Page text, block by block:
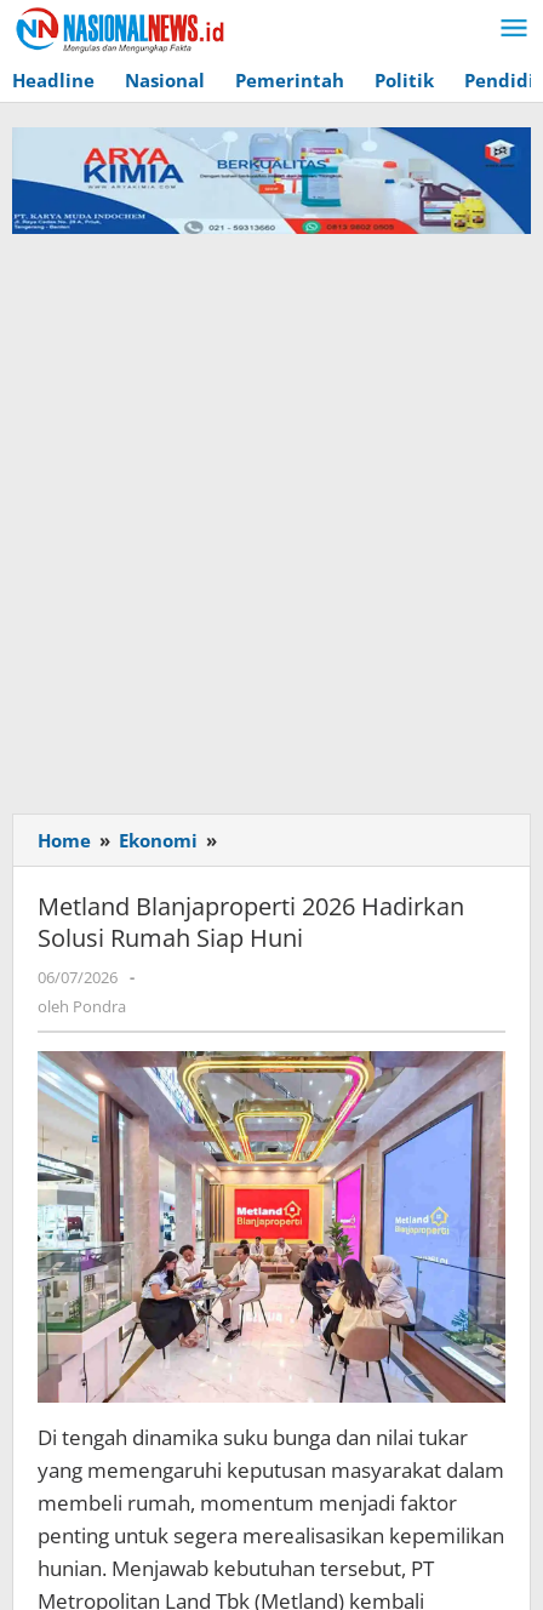
Lewati
ke
konten
Headline Nasional Pemerintah Politik
Home » Ekonomi »
Blanjaproperti
Hadirkan
Solusi
Huni
Metland Blanjaproperti 2026 Hadirkan
Solusi Rumah Siap Huni
06/07/2026 oleh
-
oleh Pondra
Di tengah dinamika suku bunga dan nilai tukar
yang memengaruhi keputusan masyarakat dalam
membeli rumah, momentum menjadi faktor
penting untuk segera merealisasikan kepemilikan
hunian. Menjawab kebutuhan tersebut, PT
Metropolitan Land Tbk (Metland) kembali